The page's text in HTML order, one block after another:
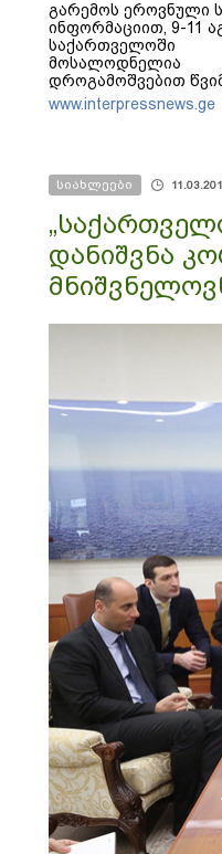
გარემოს ეროვნული
ინფორმაციით, 9-11
საქართველოში
მოსალოდნელია
დროგამოშვებით
www.interpressnews.ge
სიახლეები
დანიშვნა